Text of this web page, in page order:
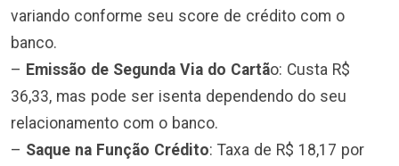
variando conforme seu score de crédito com o
banco.
– Emissão de Segunda Via do Cartão: Custa R$
36,33, mas pode ser isenta dependendo do seu
relacionamento com o banco.
– Saque na Função Crédito: Taxa de R$ 18,17 por